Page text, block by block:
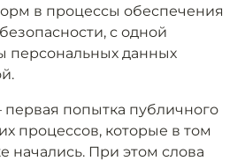
в процессы обеспечения
с одной
персональных данных
попытка публичного
процессов, которые в том
начались. При этом слова